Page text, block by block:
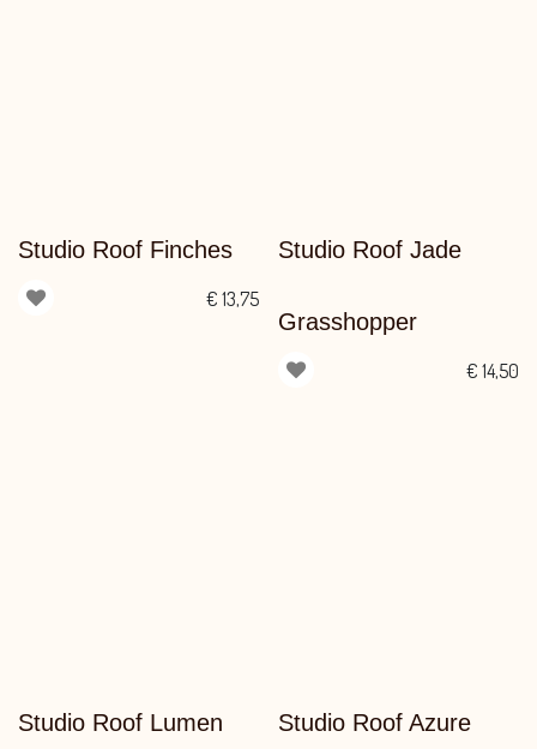
Studio Roof Finches
€ 13,75
Studio Roof Jade
Grasshopper
€ 14,50
Studio Roof Lumen Studio Roof Azure